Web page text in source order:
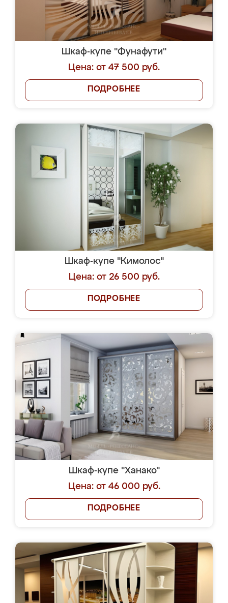
Шкаф-купе "Фунафути"
Цена: от 47 500 руб.
ПОДРОБНЕЕ
Шкаф-купе "Кимолос"
Цена: от 26 500 руб.
ПОДРОБНЕЕ
Шкаф-купе "Ханако"
Цена: от 46 000 руб.
ПОДРОБНЕЕ